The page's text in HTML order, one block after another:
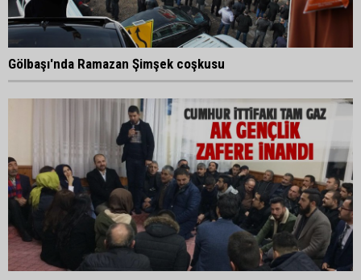
Gölbaşı'nda Ramazan Şimşek coşkusu